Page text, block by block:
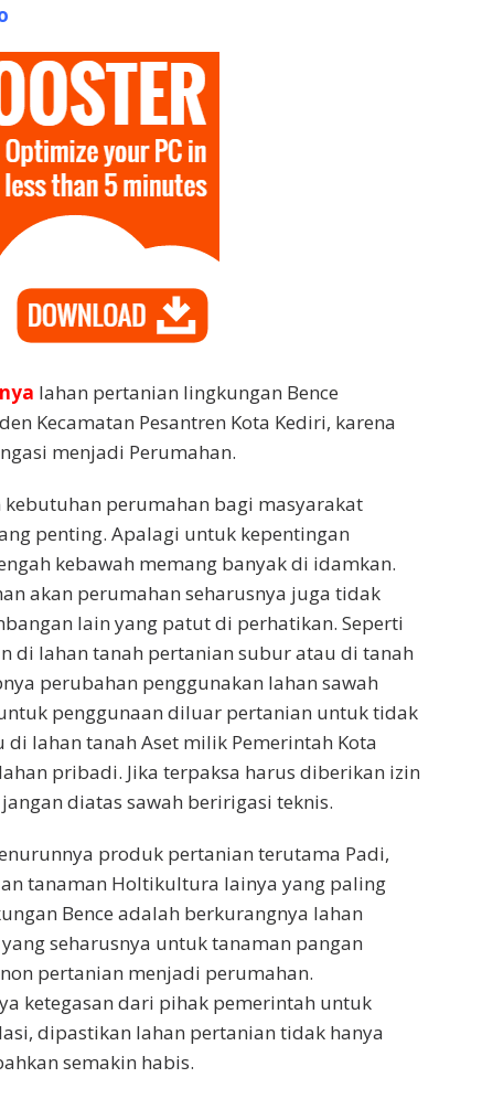
lahan pertanian lingkungan Bence
Kecamatan Pesantren Kota Kediri, karena
menjadi Perumahan.
kebutuhan perumahan bagi masyarakat
penting. Apalagi untuk kepentingan
kebawah memang banyak di idamkan.
akan perumahan seharusnya juga tidak
lain yang patut di perhatikan. Seperti
di lahan tanah pertanian subur atau di tanah
perubahan penggunakan lahan sawah
penggunaan diluar pertanian untuk tidak
lahan tanah Aset milik Pemerintah Kota
pribadi. Jika terpaksa harus diberikan izin
diatas sawah beririgasi teknis.
produk pertanian terutama Padi,
tanaman Holtikultura lainya yang paling
Bence adalah berkurangnya lahan
seharusnya untuk tanaman pangan
pertanian menjadi perumahan.
ketegasan dari pihak pemerintah untuk
dipastikan lahan pertanian tidak hanya
semakin habis.